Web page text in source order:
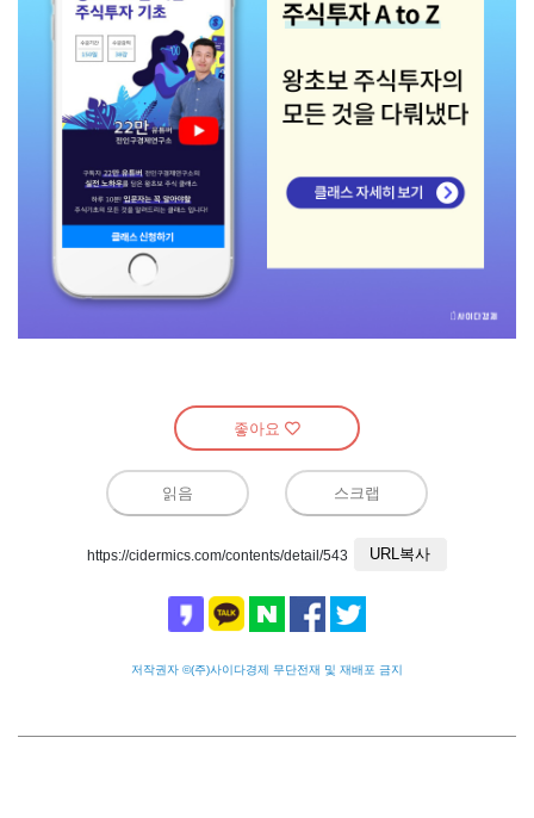
좋아요
읽음 스크랩
https://cidermics.com/contents/detail/543 URL복사
저작권자 ©(주)사이다경제 무단전재 및 재배포 금지